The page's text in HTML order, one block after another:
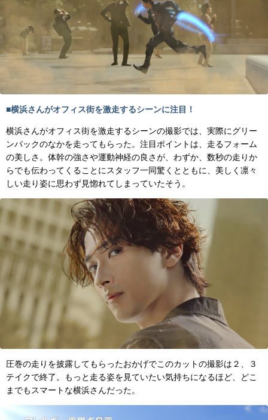
■横浜さんがオフィス街を激走するシーンに注目！
横浜さんがオフィス街を激走するシーンの撮影では、実際にグリー
ンバックのなかを走ってもらった。注目ポイントは、走るフォーム
の美しさ。体幹の強さや運動神経の良さが、わずか、数秒の走りか
らでも伝わってくることにスタッフ一同驚くとともに、美しく凛々
しい走り姿に思わず見惚れてしまっていたそう。
圧巻の走りを披露してもらったおかげでこのカットの撮影は２、３
テイクで終了。もっと走る姿を見ていたい気持ちになるほど、どこ
までもスマートな横浜さんだった。